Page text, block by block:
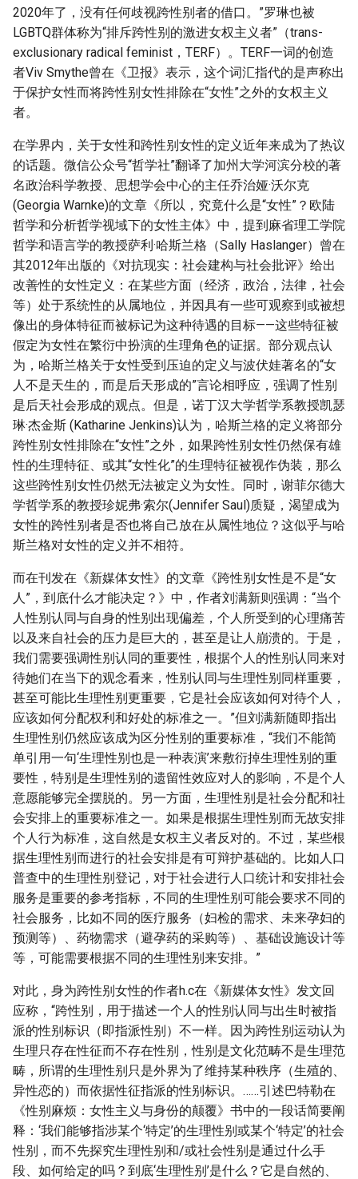
2020年了，没有任何歧视跨性别者的借口。”罗琳也被
LGBTQ群体称为“排斥跨性别的激进女权主义者”（trans-
exclusionary radical feminist，TERF）。TERF一词的创造
者Viv Smythe曾在《卫报》表示，这个词汇指代的是声称出
于保护女性而将跨性别女性排除在“女性”之外的女权主义
者。
在学界内，关于女性和跨性别女性的定义近年来成为了热议
的话题。微信公众号“哲学社”翻译了加州大学河滨分校的著
名政治科学教授、思想学会中心的主任乔治娅·沃尔克
(Georgia Warnke)的文章《所以，究竟什么是“女性”？欧陆
哲学和分析哲学视域下的女性主体》中，提到麻省理工学院
哲学和语言学的教授萨利·哈斯兰格（Sally Haslanger）曾在
其2012年出版的《对抗现实：社会建构与社会批评》给出
改善性的女性定义：在某些方面（经济，政治，法律，社会
等）处于系统性的从属地位，并因具有一些可观察到或被想
像出的身体特征而被标记为这种待遇的目标——这些特征被
假定为女性在繁衍中扮演的生理角色的证据。部分观点认
为，哈斯兰格关于女性受到压迫的定义与波伏娃著名的“女
人不是天生的，而是后天形成的”言论相呼应，强调了性别
是后天社会形成的观点。但是，诺丁汉大学哲学系教授凯瑟
琳·杰金斯 (Katharine Jenkins)认为，哈斯兰格的定义将部分
跨性别女性排除在“女性”之外，如果跨性别女性仍然保有雄
性的生理特征、或其“女性化”的生理特征被视作伪装，那么
这些跨性别女性仍然无法被定义为女性。同时，谢菲尔德大
学哲学系的教授珍妮弗·索尔(Jennifer Saul)质疑，渴望成为
女性的跨性别者是否也将自己放在从属性地位？这似乎与哈
斯兰格对女性的定义并不相符。
而在刊发在《新媒体女性》的文章《跨性别女性是不是“女
人”，到底什么才能决定？》中，作者刘满新则强调：“当个
人性别认同与自身的性别出现偏差，个人所受到的心理痛苦
以及来自社会的压力是巨大的，甚至是让人崩溃的。于是，
我们需要强调性别认同的重要性，根据个人的性别认同来对
待她们在当下的观念看来，性别认同与生理性别同样重要，
甚至可能比生理性别更重要，它是社会应该如何对待个人，
应该如何分配权利和好处的标准之一。”但刘满新随即指出
生理性别仍然应该成为区分性别的重要标准，“我们不能简
单引用一句‘生理性别也是一种表演’来敷衍掉生理性别的重
要性，特别是生理性别的遗留性效应对人的影响，不是个人
意愿能够完全摆脱的。另一方面，生理性别是社会分配和社
会安排上的重要标准之一。如果是根据生理性别而无故安排
个人行为标准，这自然是女权主义者反对的。不过，某些根
据生理性别而进行的社会安排是有可辩护基础的。比如人口
普查中的生理性别登记，对于社会进行人口统计和安排社会
服务是重要的参考指标，不同的生理性别可能会要求不同的
社会服务，比如不同的医疗服务（妇检的需求、未来孕妇的
预测等）、药物需求（避孕药的采购等）、基础设施设计等
等，可能需要根据不同的生理性别来安排。”
对此，身为跨性别女性的作者h.c在《新媒体女性》发文回
应称，“跨性别，用于描述一个人的性别认同与出生时被指
派的性别标识（即指派性别）不一样。因为跨性别运动认为
生理只存在性征而不存在性别，性别是文化范畴不是生理范
畴，所谓的生理性别只是外界为了维持某种秩序（生殖的、
异性恋的）而依据性征指派的性别标识。……引述巴特勒在
《性别麻烦：女性主义与身份的颠覆》书中的一段话简要阐
释：‘我们能够指涉某个‘特定’的生理性别或某个‘特定’的社会
性别，而不先探究生理性别和/或社会性别是通过什么手
段、如何给定的吗？到底‘生理性别’是什么？它是自然的、